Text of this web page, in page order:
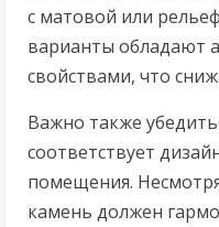
с матовой или
варианты обладают
свойствами, что
Важно также
соответствует
помещения.
камень должен